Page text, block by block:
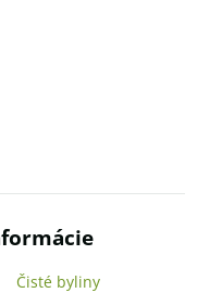
Čisté byliny